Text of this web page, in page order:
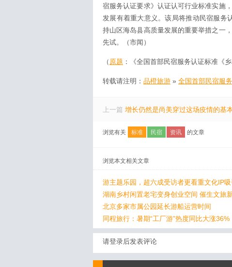
宿服务认证要求》认证认可行业标准实施
发展有着重大意义。该局将推动民宿服务
持山区海岛县高质量发展的重要举措之一
先试。（市闻）
（ 原题 ：《全国首部民宿服务认证标准《
转载请注明： 品橙旅游 » 全国首部民宿服
上一篇 增长仍然是尚美穿过这场疫情的基
浏览有关 标准 民宿 资讯 的文章
浏览本文相关文章
游主题乐园，超六成受访者更看重文化IP吸
湖南乡村闲置老宅变身创业空间 催生文旅
北京多家市属公园延长游船运营时间
同程旅行：暑期“工厂游”热度同比大涨36%
请登录后发表评论